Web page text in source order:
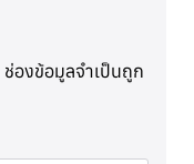
ช่องข้อมูลจำเป็นถูก